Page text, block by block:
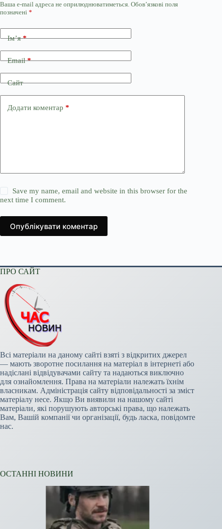
Ваша e-mail адреса не оприлюднюватиметься. Обов’язкові поля
позначені *
Ім’я*
Email*
Сайт
Додати коментар *
Save my name, email and website in this browser for the
next time I comment.
Опублікувати коментар
ПРО САЙТ
Всі матеріали на даному сайті взяті з відкритих джерел
— мають зворотне посилання на матеріал в інтернеті або
надіслані відвідувачами сайту та надаються виключно
для ознайомлення. Права на матеріали належать їхнім
власникам. Адміністрація сайту відповідальності за зміст
матеріалу несе. Якщо Ви виявили на нашому сайті
матеріали, які порушують авторські права, що належать
Вам, Вашій компанії чи організації, будь ласка, повідомте
нас.
ОСТАННІ НОВИНИ